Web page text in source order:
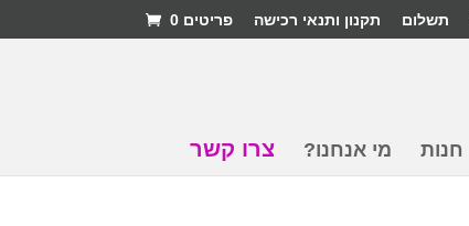
תשלום תקנון ותנאי רכישה פריטים 0
חנות מי אנחנו? צרו קשר